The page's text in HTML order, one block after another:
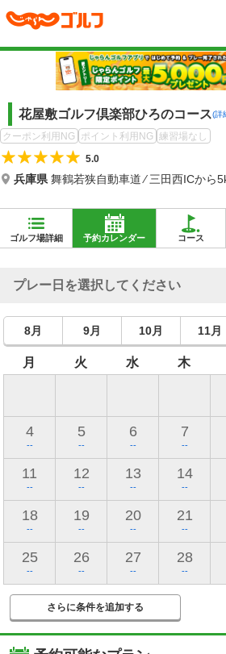
花屋敷ゴルフ倶楽部ひろのコース(詳
クーポン利用NG
ポイント利用NG 練習場なし
5.0
兵庫県舞鶴若狭自動車道 ⁄ 三田西ICから
ゴルフ場詳細 予約カレンダー コース
プレー日を選択してください
8月 9月 10月 11月
月 火 水 木
4
--
5
--
6
--
7
--
11
--
12
--
13
--
14
--
18
--
19
--
20
--
21
--
25
--
26
--
27
--
28
--
さらに条件を追加する